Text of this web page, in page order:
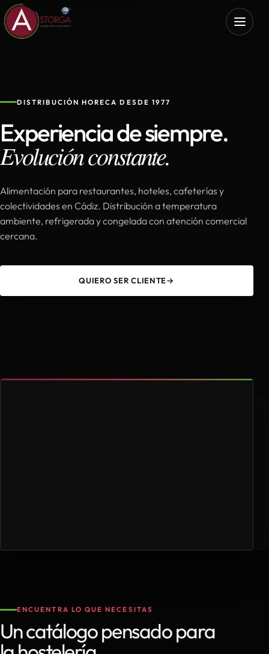
DISTRIBUCIÓN HORECA DESDE 1977
Experiencia de siempre.
Evolución constante.
Alimentación para restaurantes, hoteles, cafeterías y
colectividades en Cádiz. Distribución a temperatura
ambiente, refrigerada y congelada con atención comercial
cercana.
QUIERO SER CLIENTE→
ENCUENTRA LO QUE NECESITAS
Un catálogo pensado para